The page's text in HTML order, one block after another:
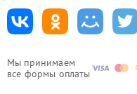
Мы принимаем
все формы оплаты